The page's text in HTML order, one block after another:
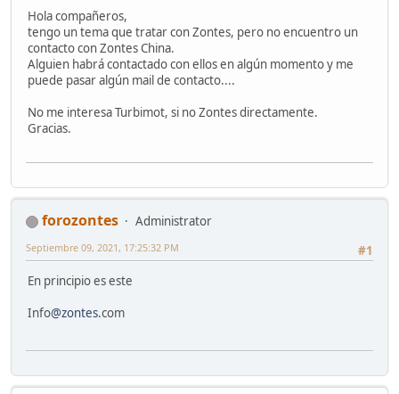
Hola compañeros,
tengo un tema que tratar con Zontes, pero no encuentro un
contacto con Zontes China.
Alguien habrá contactado con ellos en algún momento y me
puede pasar algún mail de contacto....
No me interesa Turbimot, si no Zontes directamente.
Gracias.
forozontes
Administrator
#1
Septiembre 09, 2021, 17:25:32 PM
En principio es este
Info@zontes.com